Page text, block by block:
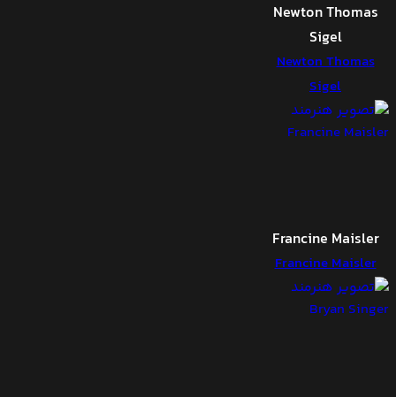
Newton Thomas
Sigel
Newton Thomas
Sigel
Francine Maisler
Francine Maisler